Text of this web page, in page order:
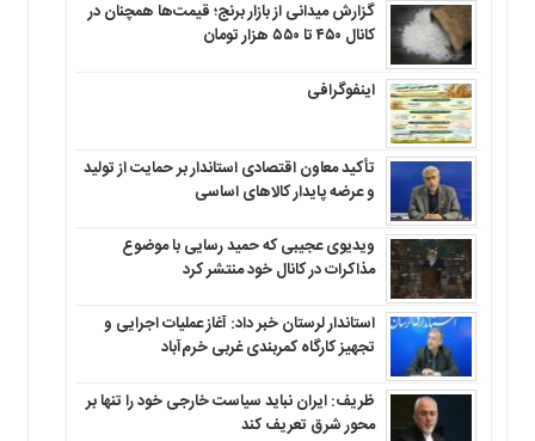
گزارش میدانی از بازار برنج؛ قیمت‌ها همچنان در
کانال ۴۵۰ تا ۵۵۰ هزار تومان
اینفوگرافی
تأکید معاون اقتصادی استاندار بر حمایت از تولید
و عرضه پایدار کالاهای اساسی
ویدیوی عجیبی که حمید رسایی با موضوع
مذاکرات در کانال خود منتشر کرد
استاندار لرستان خبر داد: آغاز عملیات اجرایی و
تجهیز کارگاه کمربندی غربی خرم‌آباد
ظریف: ایران نباید سیاست خارجی خود را تنها بر
محور شرق تعریف کند